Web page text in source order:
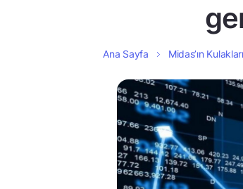
Ana Sayfa Midas’ın Kulakları